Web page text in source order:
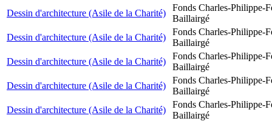
Dessin d'architecture (Asile de la Charité)
Fonds Charles-Philippe-
Baillairgé
Dessin d'architecture (Asile de la Charité)
Fonds Charles-Philippe-
Baillairgé
Dessin d'architecture (Asile de la Charité)
Fonds Charles-Philippe-
Baillairgé
Dessin d'architecture (Asile de la Charité)
Fonds Charles-Philippe-
Baillairgé
Dessin d'architecture (Asile de la Charité)
Fonds Charles-Philippe-
Baillairgé